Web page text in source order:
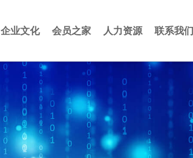
企业文化 会员之家 人力资源 联系我们